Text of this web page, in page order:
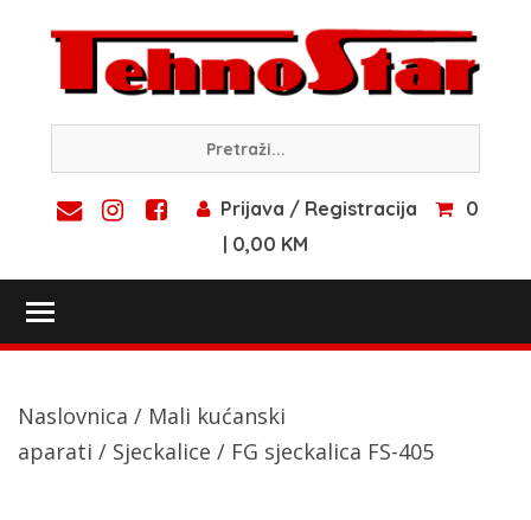
content
Prijava / Registracija
0
| 0,00 KM
Naslovnica / Mali kućanski
aparati / Sjeckalice / FG sjeckalica FS-405